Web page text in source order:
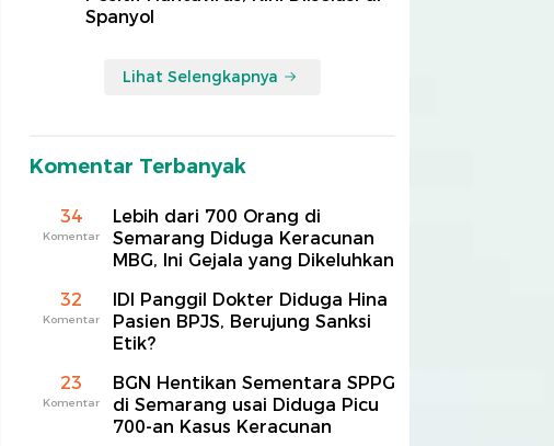
Spanyol
Lihat Selengkapnya
Komentar Terbanyak
34
Komentar
Lebih dari 700 Orang di
Semarang Diduga Keracunan
MBG, Ini Gejala yang Dikeluhkan
32
Komentar
IDI Panggil Dokter Diduga Hina
Pasien BPJS, Berujung Sanksi
Etik?
23
Komentar
BGN Hentikan Sementara SPPG
di Semarang usai Diduga Picu
700-an Kasus Keracunan